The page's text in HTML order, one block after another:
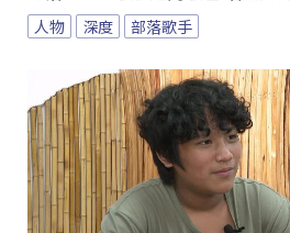
人物 深度 部落歌手